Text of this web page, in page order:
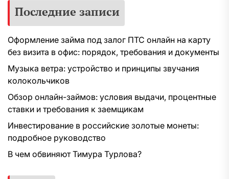
Последние записи
Оформление займа под залог ПТС онлайн на карту
без визита в офис: порядок, требования и документы
Музыка ветра: устройство и принципы звучания
колокольчиков
Обзор онлайн-займов: условия выдачи, процентные
ставки и требования к заемщикам
Инвестирование в российские золотые монеты:
подробное руководство
В чем обвиняют Тимура Турлова?